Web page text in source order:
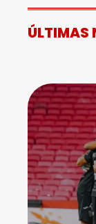
ÚLTIMAS